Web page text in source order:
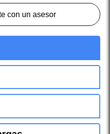
con un asesor